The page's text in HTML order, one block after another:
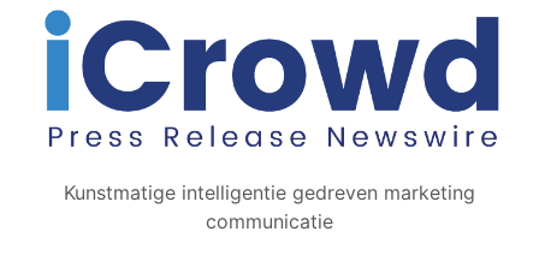
Kunstmatige intelligentie gedreven marketing
communicatie